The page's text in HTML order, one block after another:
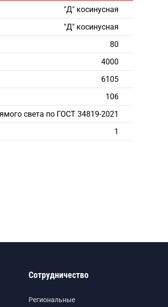
"Д" косинусная
"Д" косинусная
80
4000
6105
106
света по ГОСТ 34819-2021
1
Сотрудничество
Региональные